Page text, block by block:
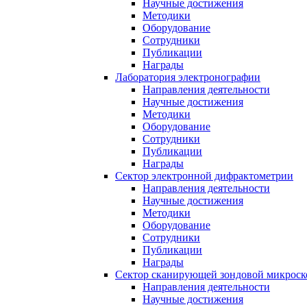
Научные достижения
Методики
Оборудование
Сотрудники
Публикации
Награды
Лаборатория электронографии
Направления деятельности
Научные достижения
Методики
Оборудование
Сотрудники
Публикации
Награды
Сектор электронной дифрактометрии
Направления деятельности
Научные достижения
Методики
Оборудование
Сотрудники
Публикации
Награды
Сектор сканирующей зондовой
Направления деятельности
Научные достижения